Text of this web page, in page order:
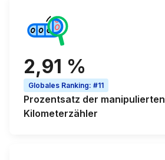
2,91 %
Globales Ranking: #11
Prozentsatz der manipulierten
Kilometerzähler